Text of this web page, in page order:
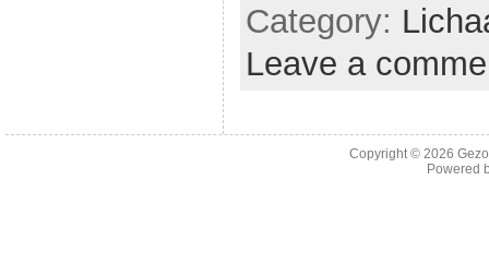
Category:
Leave a
Copyright © 2026
Powered